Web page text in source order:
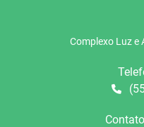
Complexo Luz e